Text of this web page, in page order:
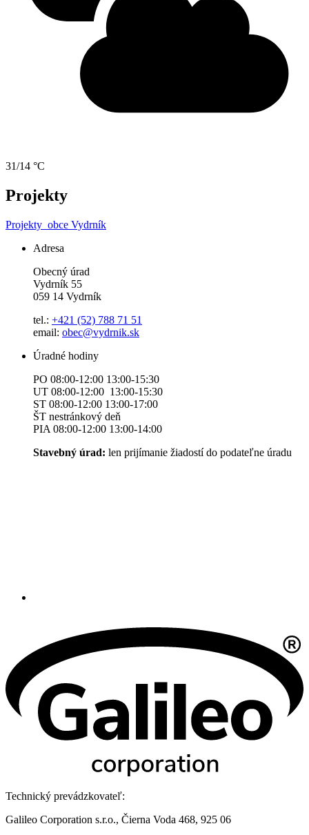
31/14 °C
Projekty
Projekty obce Vydrník
Adresa
Obecný úrad
Vydrník 55
059 14 Vydrník
tel.: +421 (52) 788 71 51
email: obec@vydrnik.sk
Úradné hodiny
PO 08:00-12:00 13:00-15:30
UT 08:00-12:00 13:00-15:30
ST 08:00-12:00 13:00-17:00
ŠT nestránkový deň
PIA 08:00-12:00 13:00-14:00
Stavebný úrad: len prijímanie žiadostí do podateľne úradu
Technický prevádzkovateľ:
Galileo Corporation s.r.o., Čierna Voda 468, 925 06